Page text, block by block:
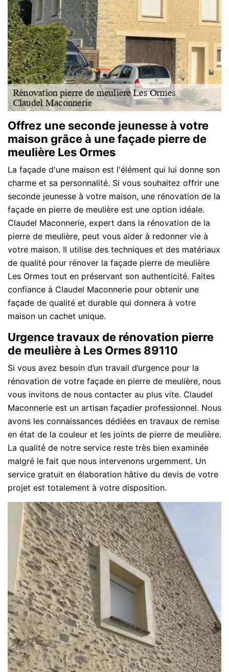
Offrez une seconde jeunesse à votre
maison grâce à une façade pierre de
meulière Les Ormes
La façade d'une maison est l'élément qui lui donne son
charme et sa personnalité. Si vous souhaitez offrir une
seconde jeunesse à votre maison, une rénovation de la
façade en pierre de meulière est une option idéale.
Claudel Maconnerie, expert dans la rénovation de la
pierre de meulière, peut vous aider à redonner vie à
votre maison. Il utilise des techniques et des matériaux
de qualité pour rénover la façade pierre de meulière
Les Ormes tout en préservant son authenticité. Faites
confiance à Claudel Maconnerie pour obtenir une
façade de qualité et durable qui donnera à votre
maison un cachet unique.
Urgence travaux de rénovation pierre
de meulière à Les Ormes 89110
Si vous avez besoin d’un travail d’urgence pour la
rénovation de votre façade en pierre de meulière, nous
vous invitons de nous contacter au plus vite. Claudel
Maconnerie est un artisan façadier professionnel. Nous
avons les connaissances dédiées en travaux de remise
en état de la couleur et les joints de pierre de meulière.
La qualité de notre service reste très bien examinée
malgré le fait que nous intervenons urgemment. Un
service gratuit en élaboration hâtive du devis de votre
projet est totalement à votre disposition.